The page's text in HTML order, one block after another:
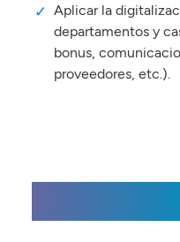
Aplicar la
departamentos y
bonus,
proveedores, etc.).